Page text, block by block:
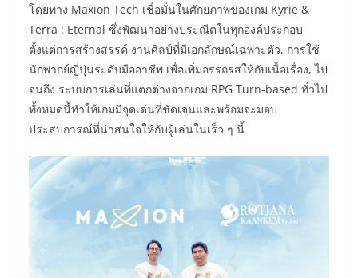
โดยทาง Maxion Tech เชื่อมั่นในศักยภาพของเกม Kyrie &
Terra : Eternal ซึ่งพัฒนาอย่างประณีตในทุกองค์ประกอบ
ตั้งแต่การสร้างสรรค์ งานศิลป์ที่มีเอกลักษณ์เฉพาะตัว, การใช้
นักพากย์ญี่ปุ่นระดับมืออาชีพ เพื่อเพิ่มอรรถรสให้กับเนื้อเรื่อง, ไป
จนถึง ระบบการเล่นที่แตกต่างจากเกม RPG Turn-based ทั่วไป
ทั้งหมดนี้ทำให้เกมมีจุดเด่นที่ชัดเจนและพร้อมจะมอบ
ประสบการณ์ที่น่าสนใจให้กับผู้เล่นในเร็ว ๆ นี้